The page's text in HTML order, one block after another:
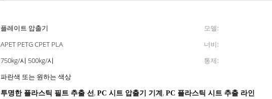
플레이트 압출기 모델:
APET PETG CPET PLA 너비:
750kg/시 500kg/시 통제:
파란색 또는 원하는 색상
투명한 플라스틱 필트 추출 선, PC 시트 압출기 기계 , PC 플라스틱 시트 추출 라인